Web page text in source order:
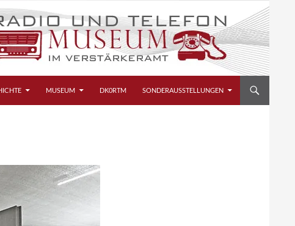
MUSEUM DK0RTM SONDERAUSSTELLUNGEN